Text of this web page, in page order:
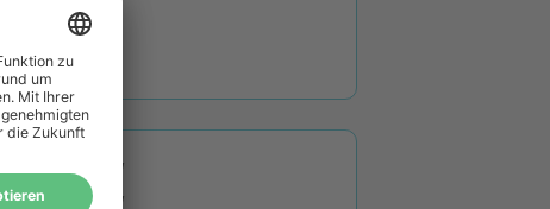
DCP-J 4110 DW
DCP-J 4110 W
MFC-J 4710 DW
MFC-J 6520 DW